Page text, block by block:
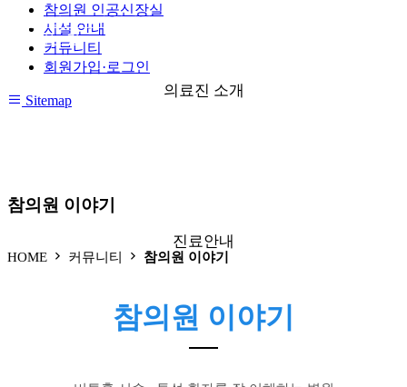
참의원 인공신장실
시설 안내
커뮤니티
회원가입·로그인
Sitemap
● 사단법인 누가 참의원
● 오시는 길
의료진 소개
진료안내
참의원 이야기
HOME 커뮤니티 참의원 이야기
참의원 이야기